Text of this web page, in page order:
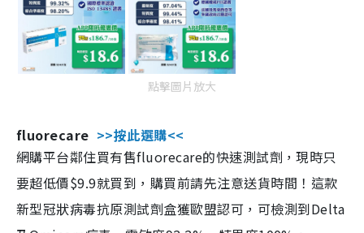
點擊圖片放大
fluorecare >>按此選購<<
網購平台鄰住買有售fluorecare的快速測試劑，現時只
要超低價$9.9就買到，購買前請先注意送貨時間！這款
新型冠狀病毒抗原測試劑盒獲歐盟認可，可檢測到Delta